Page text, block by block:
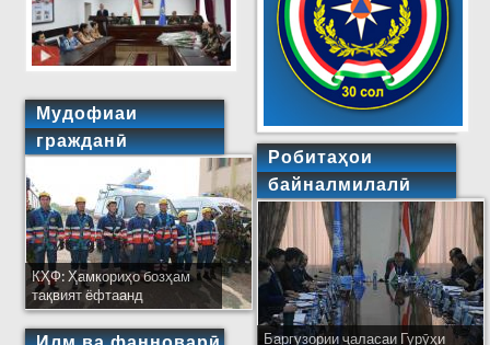
Мудофиаи
гражданӣ
КҲФ: Ҳамкориҳо бозҳам
тақвият ёфтаанд
Робитаҳои
байналмилалӣ
Баргузории ҷаласаи Гурӯҳи
Ширкати ҳайати Тоҷикистон дар